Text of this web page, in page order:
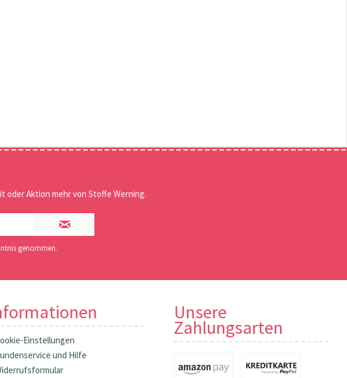
Aktion mehr von Stoffe Werning.
genommen.
Einstellungen
und Hilfe
Unsere
Zahlungsarten